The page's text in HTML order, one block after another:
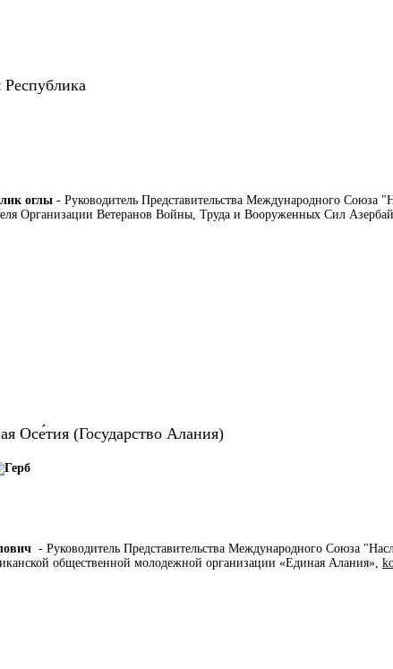
оглы - Руководитель Представительства Международного Союза
Организации Ветеранов Войны, Труда и Вооруженных Сил
Осе́тия (Государство Алания)
- Руководитель Представительства Международного Союза
общественной молодежной организации «Единая Алания»,